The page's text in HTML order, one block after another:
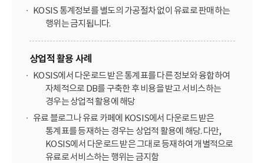
KOSIS 통계정보를 별도의 가공절차 없이 유료로 판매하는
행위는 금지됩니다.
상업적 활용 사례
KOSIS에서 다운로드 받은 통계표를 다른 정보와 융합하여
자체적으로 DB를 구축한 후 비용을 받고 서비스하는
경우는 상업적 활용에 해당
유료 블로그나 유료 카페에 KOSIS에서 다운로드 받은
통계표를 등재하는 경우는 상업적 활용에 해당. 다만,
KOSIS에서 다운로드 받은 그대로 등재하여 개별적으로
유료로 서비스하는 행위는 금지함